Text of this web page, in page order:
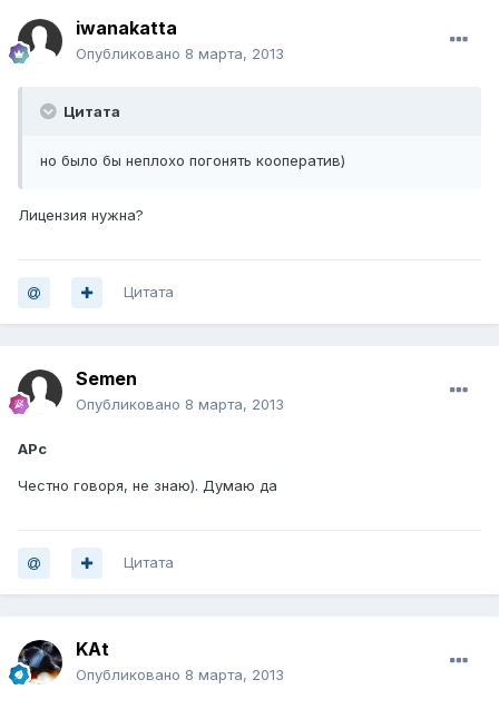
iwanakatta
Опубликовано 8 марта, 2013
Цитата
но было бы неплохо погонять кооператив)
Лицензия нужна?
Цитата
Semen
Опубликовано 8 марта, 2013
APc
Честно говоря, не знаю). Думаю да
Цитата
KAt
Опубликовано 8 марта, 2013